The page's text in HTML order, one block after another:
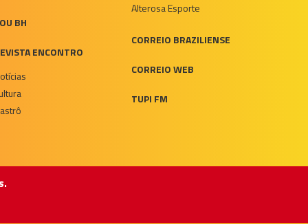
BH
ENCONTRO
Alterosa Esporte
CORREIO BRAZILIENSE
CORREIO WEB
TUPI FM